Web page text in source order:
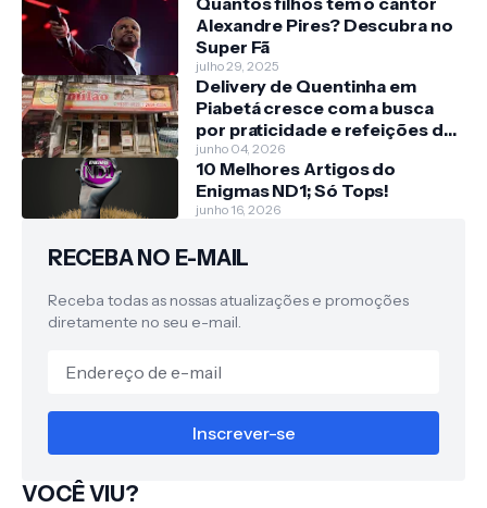
Alexandre Pires? Descubra no
Super Fã
julho 29, 2025
Delivery de Quentinha em
Piabetá cresce com a busca
por praticidade e refeições de
qualidade
junho 04, 2026
10 Melhores Artigos do
Enigmas ND1; Só Tops!
junho 16, 2026
RECEBA NO E-MAIL
Receba todas as nossas atualizações e promoções
diretamente no seu e-mail.
VOCÊ VIU?